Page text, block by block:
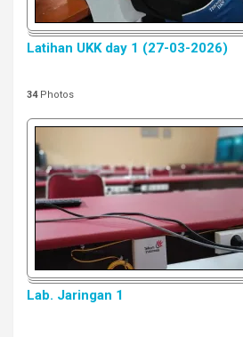
Latihan UKK day 1 (27-03-2026)
34Photos
Lab. Jaringan 1